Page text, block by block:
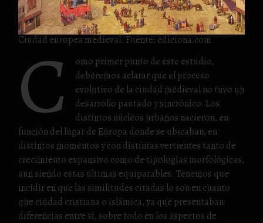
Ciudad europea medieval. Fuente: ediciona.com
C
omo primer punto de este estudio,
deberemos aclarar que el proceso
evolutivo de la ciudad medieval no tuvo un
desarrollo pautado y sincrónico. Los
distintos núcleos urbanos nacieron, en
función del lugar de Europa donde se ubicaban, en
distintos momentos y con distintas vertientes tanto de
crecimiento expansivo como de tipologías morfológicas,
aun siendo estas últimas equiparables. Tenemos que
incidir en que las similitudes citadas lo son en cuanto
que ciudad cristiana o islámica, ya que presentaban
diferencias entre sí, sobre todo en los aspectos de